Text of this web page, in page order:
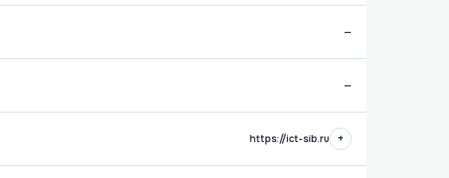
—
—
https://ict-sib.ru +